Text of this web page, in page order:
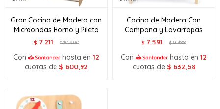
Gran Cocina de Madera con
Microondas Horno y Pileta
$ 7.211 $10.990
Con hasta en 12
cuotas de $ 600,92
Cocina de Madera Con
Campana y Lavarropas
$ 7.591 $9.488
Con hasta en 12
cuotas de $ 632,58